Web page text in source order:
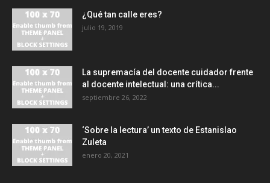
¿Qué tan calle eres?
julio 19, 2019
La supremacía del docente cuidador frente
al docente intelectual: una crítica...
septiembre 26, 2022
‘Sobre la lectura’ un texto de Estanislao
Zuleta
enero 20, 2021